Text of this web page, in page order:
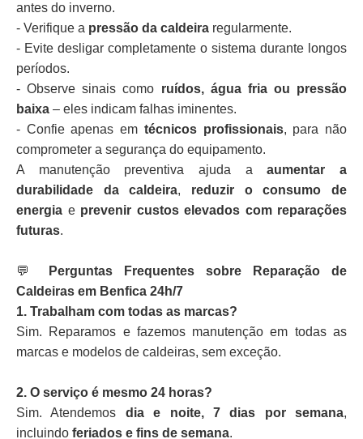
antes do inverno.
- Verifique a pressão da caldeira regularmente.
- Evite desligar completamente o sistema durante longos
períodos.
- Observe sinais como ruídos, água fria ou pressão
baixa – eles indicam falhas iminentes.
- Confie apenas em técnicos profissionais, para não
comprometer a segurança do equipamento.
A manutenção preventiva ajuda aaumentar a
durabilidade da caldeira, reduzir o consumo de
energia e prevenir custos elevados com reparações
futuras.
💬
Perguntas Frequentes sobre Reparação de
Caldeiras em Benfica 24h/7
1. Trabalham com todas as marcas?
Sim. Reparamos e fazemos manutenção em todas as
marcas e modelos de caldeiras, sem exceção.
2. O serviço é mesmo 24 horas?
Sim. Atendemos dia e noite, 7 dias por semana,
incluindo feriados e fins de semana.